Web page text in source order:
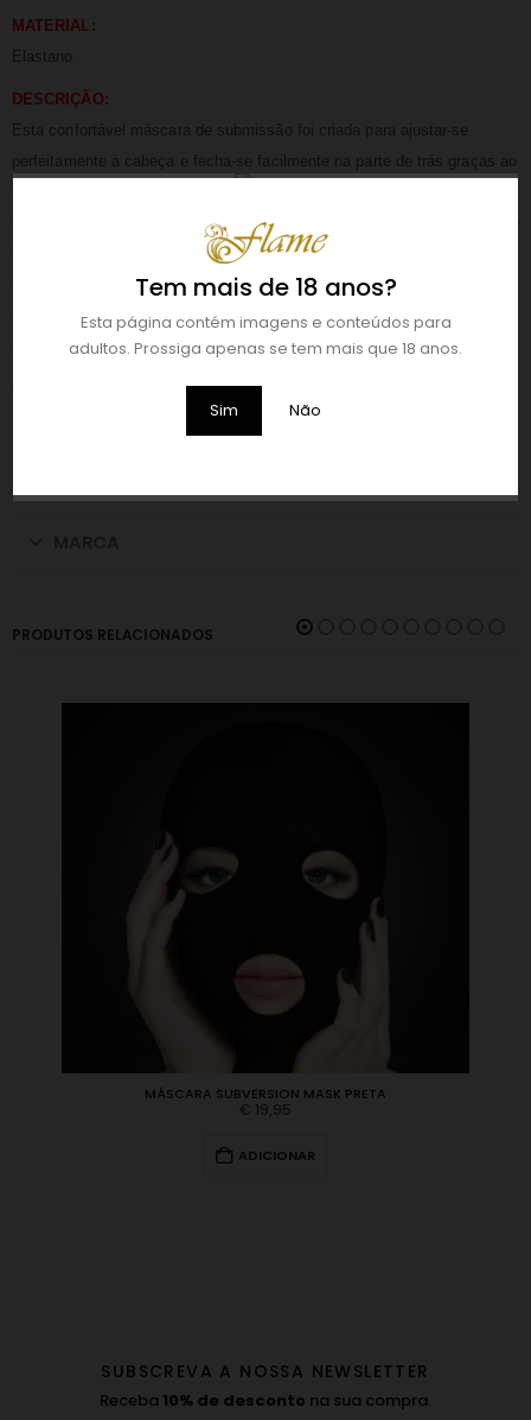
Tem mais de 18 anos?
Esta página contém imagens e conteúdos para
adultos. Prossiga apenas se tem mais que 18 anos.
Sim Não
MATERIAL:
Elastano.
DESCRIÇÃO:
Esta confortável máscara de submissão foi criada para ajustar-se
perfeitamente à cabeça e fecha-se facilmente na parte de trás graças ao
impedindo a visão, despertando outros sentidos. Esta máscara integral e
brilhante pode ser usada por ele ou por ela, e o tecido fino e leve permite
respirar e ouvir qualquer ruído por mais pequeno que seja. Esta máscara
possui a zona da boca com uma abertura, assim terá acesso à boca do
utilizador e depois… Basta usar a sua imaginação.
PRODUTOS RELACIONADOS
MÁSCARA SUBVERSION MASK PRETA
€ 19,95
ADICIONAR
SUBSCREVA A NOSSA NEWSLETTER
Receba 10% de desconto na sua compra.